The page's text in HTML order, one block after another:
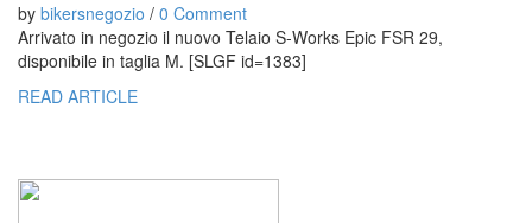
by bikersnegozio / 0 Comment
Arrivato in negozio il nuovo Telaio S-Works Epic FSR 29,
disponibile in taglia M. [SLGF id=1383]
READ ARTICLE